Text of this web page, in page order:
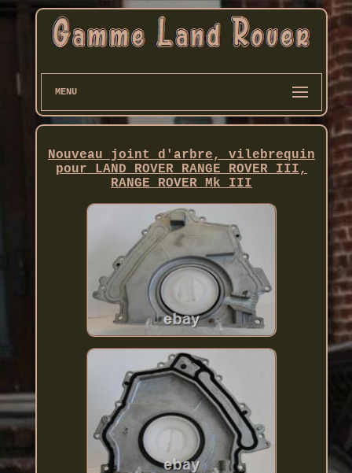
MENU
Nouveau joint d'arbre, vilebrequin
pour LAND ROVER RANGE ROVER III,
RANGE ROVER Mk III